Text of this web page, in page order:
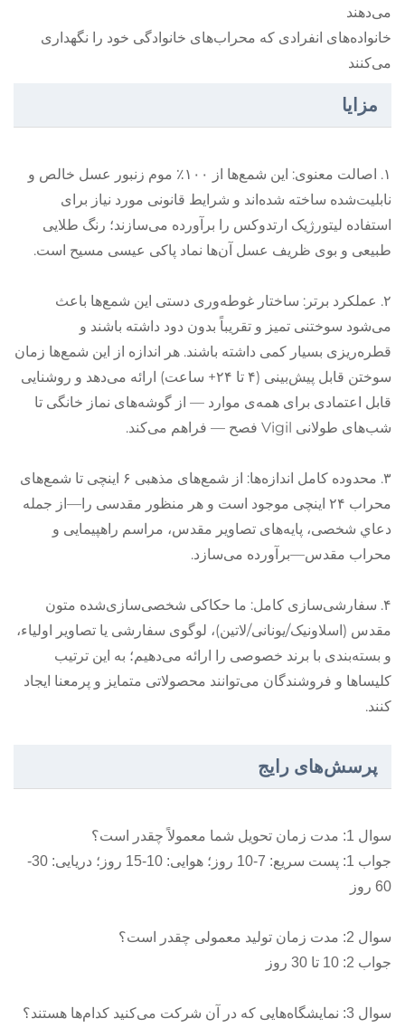
می‌دهند
خانواده‌های انفرادی که محراب‌های خانوادگی خود را نگهداری
می‌کنند
مزایا
۱. اصالت معنوی: این شمع‌ها از ۱۰۰٪ موم زنبور عسل خالص و
نابلیت‌شده ساخته شده‌اند و شرایط قانونی مورد نیاز برای
استفاده لیتورژیک ارتدوکس را برآورده می‌سازند؛ رنگ طلایی
طبیعی و بوی ظریف عسل آن‌ها نماد پاکی عیسی مسیح است.
۲. عملکرد برتر: ساختار غوطه‌وری دستی این شمع‌ها باعث
می‌شود سوختنی تمیز و تقریباً بدون دود داشته باشند و
قطره‌ریزی بسیار کمی داشته باشند. هر اندازه از این شمع‌ها زمان
سوختن قابل پیش‌بینی (۴ تا ۲۴+ ساعت) ارائه می‌دهد و روشنایی
قابل اعتمادی برای همه‌ی موارد — از گوشه‌های نماز خانگی تا
شب‌های طولانی Vigil فصح — فراهم می‌کند.
۳. محدوده کامل اندازه‌ها: از شمع‌های مذهبی ۶ اینچی تا شمع‌های
محراب ۲۴ اینچی موجود است و هر منظور مقدسی را—از جمله
دعاي شخصی، پایه‌های تصاویر مقدس، مراسم راهپیمایی و
محراب مقدس—برآورده می‌سازد.
۴. سفارشی‌سازی کامل: ما حکاکی شخصی‌سازی‌شده متون
مقدس (اسلاونیک/یونانی/لاتین)، لوگوی سفارشی یا تصاویر اولیاء،
و بسته‌بندی با برند خصوصی را ارائه می‌دهیم؛ به این ترتیب
کلیساها و فروشندگان می‌توانند محصولاتی متمایز و پرمعنا ایجاد
کنند.
پرسش‌های رایج
سوال 1: مدت زمان تحویل شما معمولاً چقدر است؟
جواب 1: پست سریع: 7-10 روز؛ هوایی: 10-15 روز؛ دریایی: 30-
60 روز
سوال 2: مدت زمان تولید معمولی چقدر است؟
جواب 2: 10 تا 30 روز
سوال 3: نمایشگاه‌هایی که در آن شرکت می‌کنید کدام‌ها هستند؟